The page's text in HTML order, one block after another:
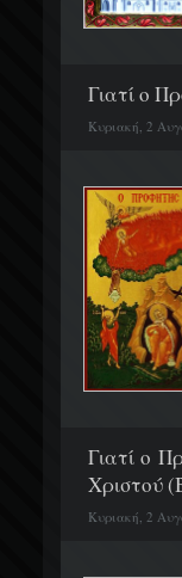
Γιατί ο
Κυριακή, 2
Γιατί ο
Χριστού
Κυριακή, 2